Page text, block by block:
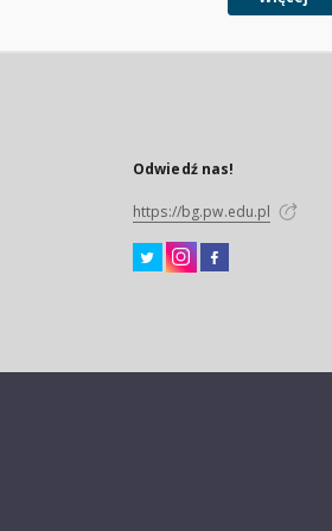
Odwiedź nas!
https://bg.pw.edu.pl